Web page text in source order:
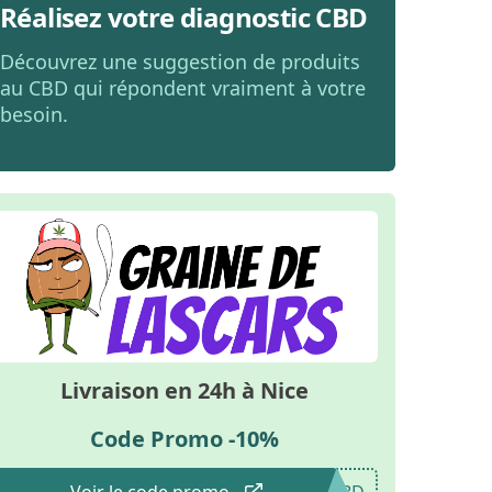
Réalisez votre diagnostic CBD
Découvrez une suggestion de produits
au CBD qui répondent vraiment à votre
besoin.
Livraison en 24h à Nice
Code Promo -10%